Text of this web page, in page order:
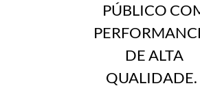
PÚBLICO
DE ALTA
QUALIDADE.